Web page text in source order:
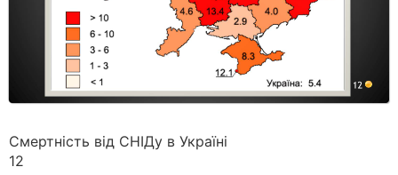
Смертність від СНІДу в Україні
12